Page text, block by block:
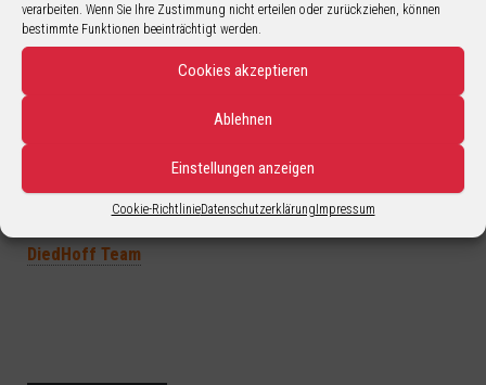
verarbeiten. Wenn Sie Ihre Zustimmung nicht erteilen oder zurückziehen, können
bestimmte Funktionen beeinträchtigt werden.
Cookies akzeptieren
Ablehnen
Einstellungen anzeigen
Cookie-RichtlinieDatenschutzerklärungImpressum
Über den Autor
DiedHoff Team